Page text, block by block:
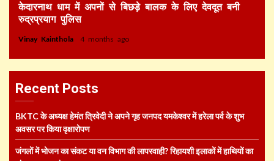
केदारनाथ धाम में अपनों से बिछड़े बालक के लिए देवदूत बनी
रुद्रप्रयाग पुलिस
Vinay Kainthola 4 months ago
Recent Posts
BKTC के अध्यक्ष हेमंत त्रिवेदी ने अपने गृह जनपद यमकेश्वर में हरेला पर्व के शुभ
अवसर पर किया वृक्षारोपण
जंगलों में भोजन का संकट या वन विभाग की लापरवाही? रिहायशी इलाकों में हाथियों का